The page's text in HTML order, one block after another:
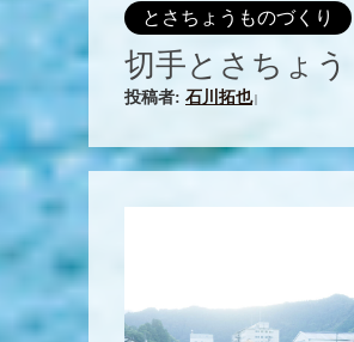
とさちょうものづくり
切手とさちょう
投稿者: 石川拓也|